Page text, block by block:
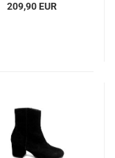
209,90 EUR